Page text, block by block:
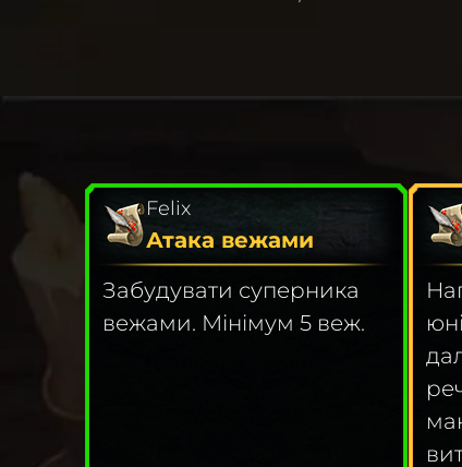
Felix
Атака вежами
Забудувати суперника
вежами. Мінімум 5 веж.